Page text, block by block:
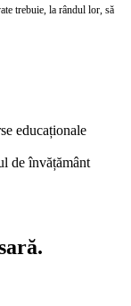
trebuie, la rândul lor, să
educaționale
de învățământ